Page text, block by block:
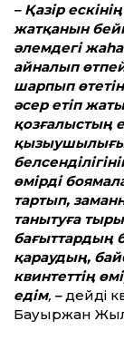
– Қазір
жатқанын
әлемдегі
айналып
шарпып
әсер етіп
қозғалыстың
өмірді
тартып,
танытуға
бағыттардың
қараудың,
квинтеттің
едім, –дейді
Бауыржан